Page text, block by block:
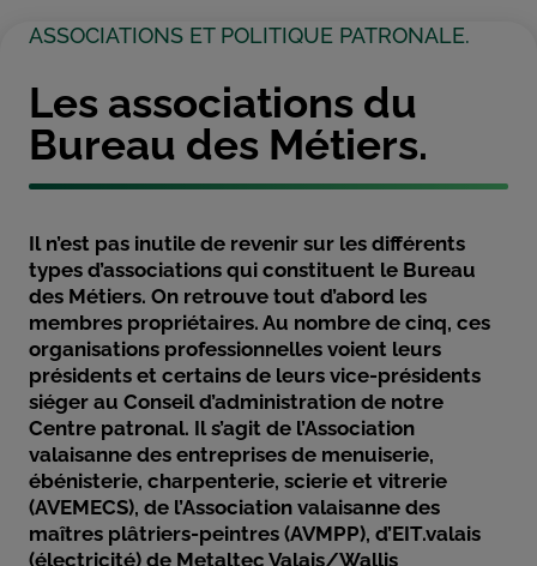
ASSOCIATIONS ET POLITIQUE PATRONALE.
Les associations du
Bureau des Métiers.
Il n’est pas inutile de revenir sur les différents
types d’associations qui constituent le Bureau
des Métiers. On retrouve tout d’abord les
membres propriétaires. Au nombre de cinq, ces
organisations professionnelles voient leurs
présidents et certains de leurs vice-présidents
siéger au Conseil d’administration de notre
Centre patronal. Il s’agit de l’Association
valaisanne des entreprises de menuiserie,
ébénisterie, charpenterie, scierie et vitrerie
(AVEMECS), de l’Association valaisanne des
maîtres plâtriers-peintres (AVMPP), d’EIT.valais
(électricité) de Metaltec Valais/Wallis